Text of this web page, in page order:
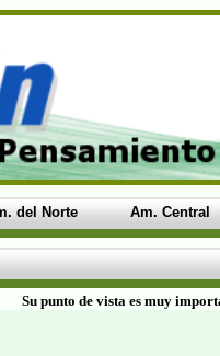
del Norte Am. Central
Su punto de vista es muy